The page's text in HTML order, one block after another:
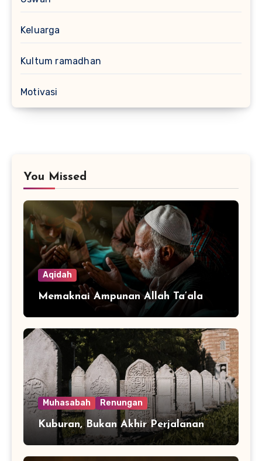
Keluarga
Kultum ramadhan
Motivasi
You Missed
Aqidah
Memaknai Ampunan Allah Ta’ala
Muhasabah Renungan
Kuburan, Bukan Akhir Perjalanan